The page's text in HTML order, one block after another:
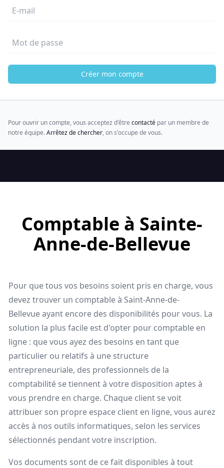
E-mail
Mot de passe
Créer mon compte
Pour ouvrir un compte, vous acceptez d'être contacté par un membre de
notre équipe.Arrêtez de chercher, on s'occupe de vous.
Comptable à Sainte-
Anne-de-Bellevue
Pour que tous vos besoins soient pris en charge, vous
devez trouver un comptable à Saint-Anne-de-
Bellevue ayant encore des disponibilités pour vous. La
solution la plus facile est d'opter pour comptable en
ligne : que vous ayez des besoins en tant que
particulier ou relatifs à une structure
entrepreneuriale, des professionnels de la
comptabilité se tiennent à votre disposition aptes à
vous prendre en charge. Chaque client se voit
attribuer son propre espace client en ligne, vous aurez
accès à nos outils informatiques, selon les services
sélectionnés pendant votre inscription.
Vos documents sont de ce fait disponibles à tout